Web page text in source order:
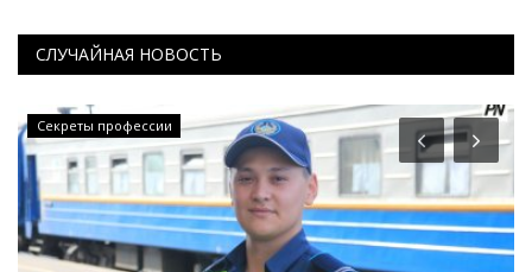
СЛУЧАЙНАЯ НОВОСТЬ
Секреты профессии